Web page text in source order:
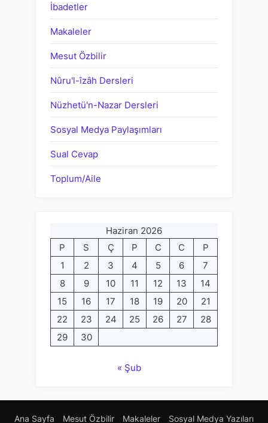
İbadetler
Makaleler
Mesut Özbilir
Nûru'l-îzâh Dersleri
Nüzhetü'n-Nazar Dersleri
Sosyal Medya Paylaşımları
Sual Cevap
Toplum/Aile
Haziran 2026
P
S Ç P C C
P
1
2 3 4 5 6
7
8
9 10 11 12 13
14
15
16 17 18 19 20
21
22
23 24 25 26 27
28
29
30
« Şub
Ana Sayfa Mesut Özbilir Makaleler Sosyal Medya Yazıları